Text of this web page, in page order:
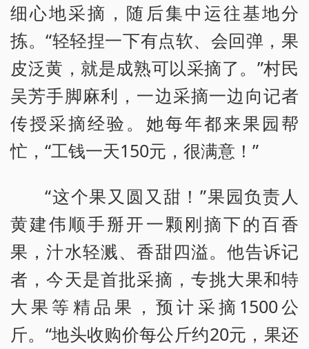
细心地采摘，随后集中运往基地分
拣。“轻轻捏一下有点软、会回弹，果
皮泛黄，就是成熟可以采摘了。”村民
吴芳手脚麻利，一边采摘一边向记者
传授采摘经验。她每年都来果园帮
忙，“工钱一天150元，很满意！”
“这个果又圆又甜！”果园负责人
黄建伟顺手掰开一颗刚摘下的百香
果，汁水轻溅、香甜四溢。他告诉记
者，今天是首批采摘，专挑大果和特
大果等精品果，预计采摘1500公
斤。“地头收购价每公斤约20元，果还